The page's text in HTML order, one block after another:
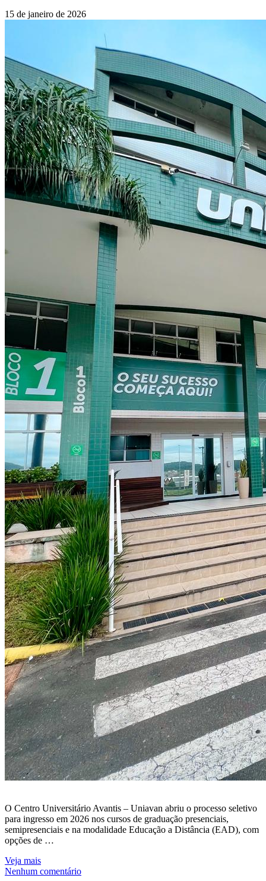
15 de janeiro de 2026
O Centro Universitário Avantis – Uniavan abriu o processo seletivo
para ingresso em 2026 nos cursos de graduação presenciais,
semipresenciais e na modalidade Educação a Distância (EAD), com
opções de …
Veja mais
Nenhum comentário